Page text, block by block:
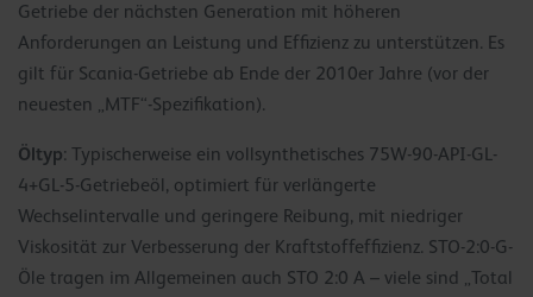
Getriebe der nächsten Generation mit höheren
Anforderungen an Leistung und Effizienz zu unterstützen. Es
gilt für Scania-Getriebe ab Ende der 2010er Jahre (vor der
neuesten „MTF“-Spezifikation).
Öltyp: Typischerweise ein vollsynthetisches 75W-90-API-GL-
4+GL-5-Getriebeöl, optimiert für verlängerte
Wechselintervalle und geringere Reibung, mit niedriger
Viskosität zur Verbesserung der Kraftstoffeffizienz. STO-2:0-G-
Öle tragen im Allgemeinen auch STO 2:0 A – viele sind „Total